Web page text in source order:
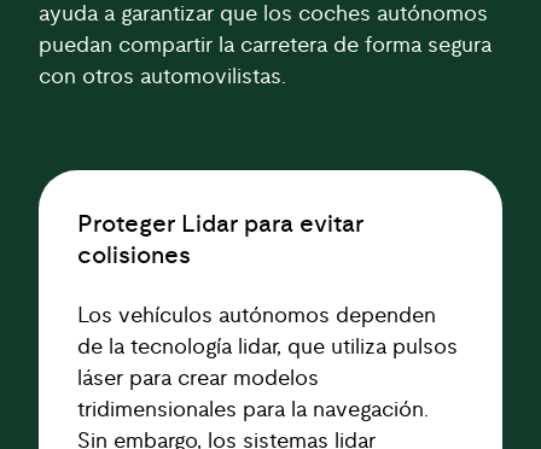
ayuda a garantizar que los coches autónomos
puedan compartir la carretera de forma segura
con otros automovilistas.
Proteger Lidar para evitar
colisiones
Los vehículos autónomos dependen
de la tecnología lidar, que utiliza pulsos
láser para crear modelos
tridimensionales para la navegación.
Sin embargo, los sistemas lidar